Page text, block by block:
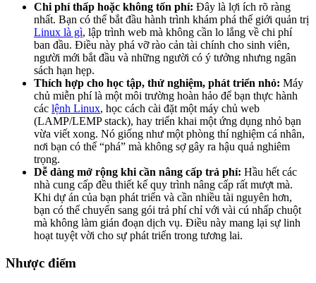
Chi phí thấp hoặc không tốn phí: Đây là lợi ích rõ ràng
nhất. Bạn có thể bắt đầu hành trình khám phá thế giới quản trị
Linux là gì, lập trình web mà không cần lo lắng về chi phí
ban đầu. Điều này phá vỡ rào cản tài chính cho sinh viên,
người mới bắt đầu và những người có ý tưởng nhưng ngân
sách hạn hẹp.
Thích hợp cho học tập, thử nghiệm, phát triển nhỏ: Máy
chủ miễn phí là một môi trường hoàn hảo để bạn thực hành
các lệnh Linux, học cách cài đặt một máy chủ web
(LAMP/LEMP stack), hay triển khai một ứng dụng nhỏ bạn
vừa viết xong. Nó giống như một phòng thí nghiệm cá nhân,
nơi bạn có thể “phá” mà không sợ gây ra hậu quả nghiêm
trọng.
Dễ dàng mở rộng khi cần nâng cấp trả phí: Hầu hết các
nhà cung cấp đều thiết kế quy trình nâng cấp rất mượt mà.
Khi dự án của bạn phát triển và cần nhiều tài nguyên hơn,
bạn có thể chuyển sang gói trả phí chỉ với vài cú nhấp chuột
mà không làm gián đoạn dịch vụ. Điều này mang lại sự linh
hoạt tuyệt vời cho sự phát triển trong tương lai.
Nhược điểm